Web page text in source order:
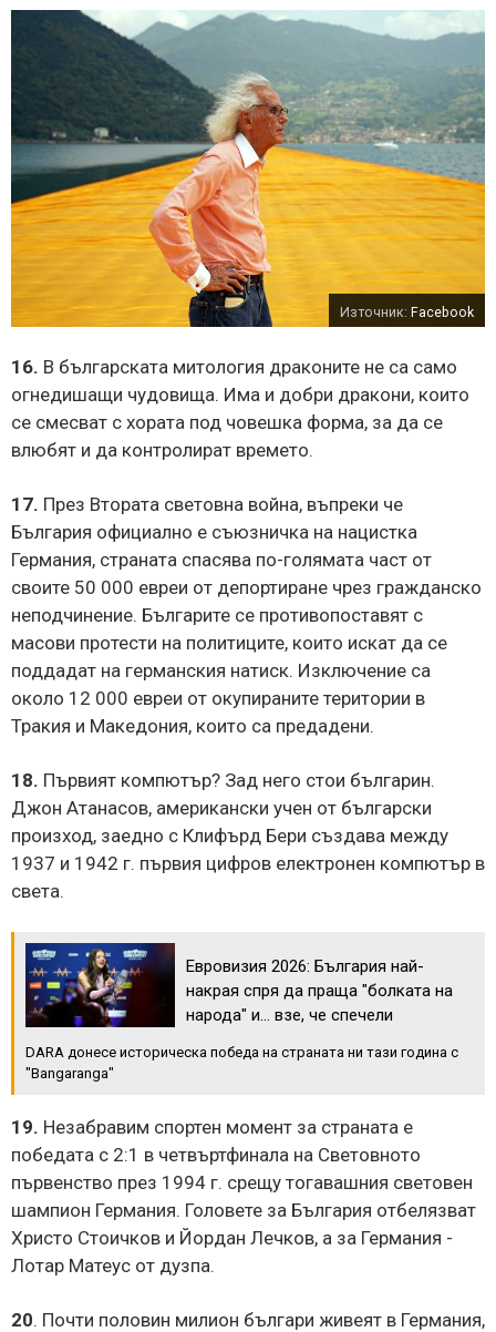
Източник: Facebook
16. В българската митология драконите не са само
огнедишащи чудовища. Има и добри дракони, които
се смесват с хората под човешка форма, за да се
влюбят и да контролират времето.
17. През Втората световна война, въпреки че
България официално е съюзничка на нацистка
Германия, страната спасява по-голямата част от
своите 50 000 евреи от депортиране чрез гражданско
неподчинение. Българите се противопоставят с
масови протести на политиците, които искат да се
поддадат на германския натиск. Изключение са
около 12 000 евреи от окупираните територии в
Тракия и Македония, които са предадени.
18. Първият компютър? Зад него стои българин.
Джон Атанасов, американски учен от български
произход, заедно с Клифърд Бери създава между
1937 и 1942 г. първия цифров електронен компютър в
света.
Евровизия 2026: България най-
накрая спря да праща "болката на
народа" и... взе, че спечели
DARA донесе историческа победа на страната ни тази година с
"Bangaranga"
19. Незабравим спортен момент за страната е
победата с 2:1 в четвъртфинала на Световното
първенство през 1994 г. срещу тогавашния световен
шампион Германия. Головете за България отбелязват
Христо Стоичков и Йордан Лечков, а за Германия -
Лотар Матеус от дузпа.
20. Почти половин милион българи живеят в Германия,